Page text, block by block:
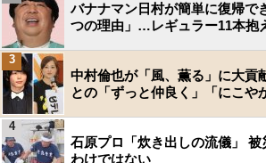
バナナマン日村が簡単に復帰で
つの理由」…レギュラー11本抱
中村倫也が「風、薫る」に大
との「ずっと仲良く」「にこや
3
石原プロ「炊き出しの流儀」
わけではない
4